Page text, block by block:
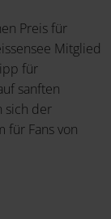
Preis für
Mitglied
für
sanften
sich der
für Fans von